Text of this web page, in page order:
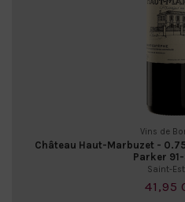
Vins de
Château Haut-Marbuzet -
Parker
Saint-
41,95